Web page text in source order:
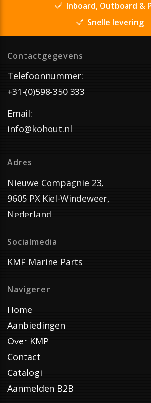
Inboard, Outboard &
Snelle levering
Contactgegevens
Telefoonnummer:
+31-(0)598-350 333
Email:
info@kohout.nl
Adres
Nieuwe Compagnie 23,
9605 PX Kiel-Windeweer,
Nederland
Socialmedia
KMP Marine Parts
Navigeren
Home
Aanbiedingen
Over KMP
Contact
Catalogi
Aanmelden B2B